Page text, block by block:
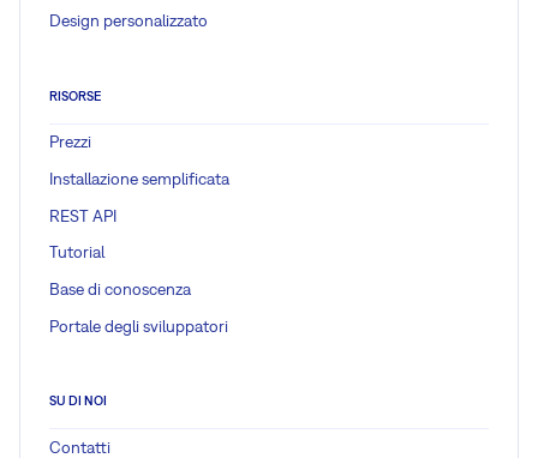
Design personalizzato
RISORSE
Prezzi
Installazione semplificata
REST API
Tutorial
Base di conoscenza
Portale degli sviluppatori
SU DI NOI
Contatti